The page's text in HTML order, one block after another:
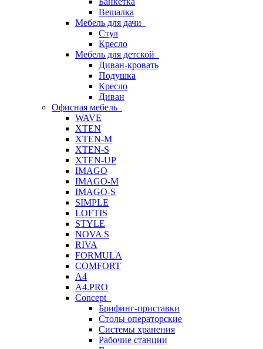
Вешалка
Мебель для дачи
Стул
Кресло
Мебель для детской
Диван-кровать
Подушка
Кресло
Диван
Офисная мебель
WAVE
XTEN
XTEN-M
XTEN-S
XTEN-UP
IMAGO
IMAGO-M
IMAGO-S
SIMPLE
LOFTIS
STYLE
NOVA S
RIVA
FORMULA
COMFORT
A4
A4.PRO
Concept
Брифинг-приставки
Столы операторские
Системы хранения
Рабочие станции